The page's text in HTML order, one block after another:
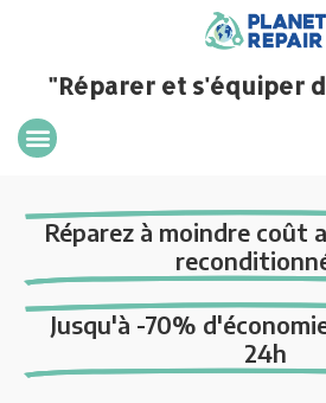
"Réparer et s'équiper
Réparez à moindre coût
Jusqu'à -70%
24h